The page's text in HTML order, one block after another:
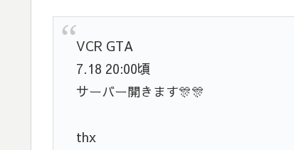
VCR GTA
7.18 20:00頃
サーバー開きます🎊🎊
thx